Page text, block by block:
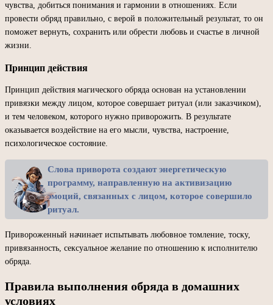
чувства, добиться понимания и гармонии в отношениях. Если
провести обряд правильно, с верой в положительный результат, то он
поможет вернуть, сохранить или обрести любовь и счастье в личной
жизни.
Принцип действия
Принцип действия магического обряда основан на установлении
привязки между лицом, которое совершает ритуал (или заказчиком),
и тем человеком, которого нужно приворожить. В результате
оказывается воздействие на его мысли, чувства, настроение,
психологическое состояние.
Слова приворота создают энергетическую
программу, направленную на активизацию
эмоций, связанных с лицом, которое совершило
ритуал.
Привороженный начинает испытывать любовное томление, тоску,
привязанность, сексуальное желание по отношению к исполнителю
обряда.
Правила выполнения обряда в домашних
условиях